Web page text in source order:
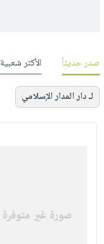
صدر حديثاً الأكثر شعبية
لـ دار المدار الإسلامي